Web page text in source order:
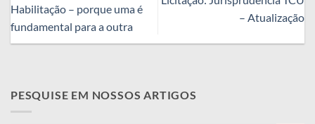
PESQUISE EM NOSSOS ARTIGOS
Habilitação – porque uma é
fundamental para a outra
– Atualização